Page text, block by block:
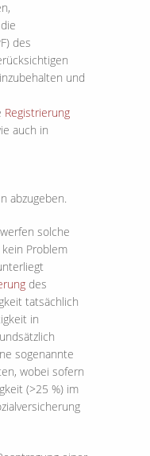
des
und
Registrierung
auch in
abzugeben.
solche
Problem
des
tatsächlich
in
sogenannte
wobei sofern
(>25 %) im